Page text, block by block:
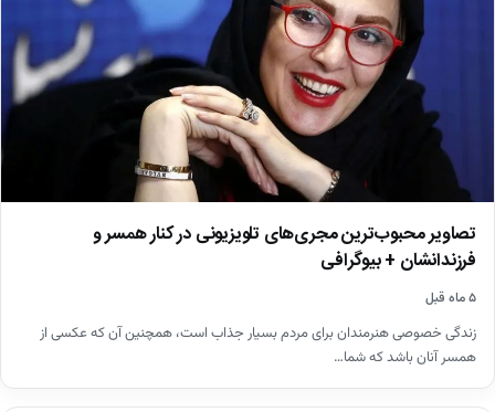
تصاویر محبوب‌ترین مجری‌های تلویزیونی در کنار همسر و
فرزندانشان + بیوگرافی
۵ ماه قبل
زندگی خصوصی هنرمندان برای مردم بسیار جذاب است، همچنین آن که عکسی از
همسر آنان باشد که شما…